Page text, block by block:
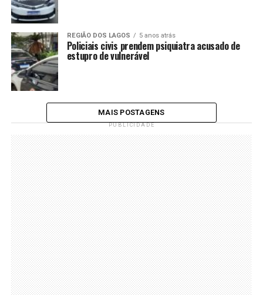
REGIÃO DOS LAGOS 5 anos atrás
Policiais civis prendem psiquiatra acusado de
estupro de vulnerável
MAIS POSTAGENS
PUBLICIDADE